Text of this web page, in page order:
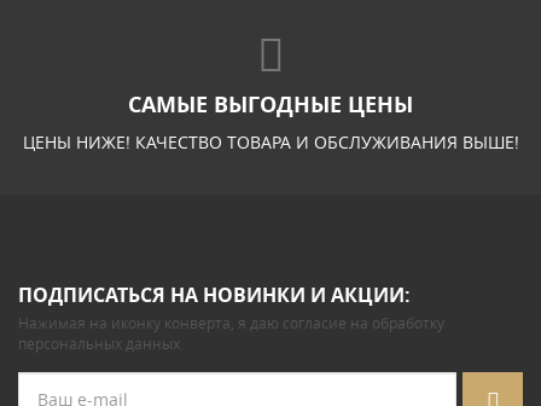
САМЫЕ ВЫГОДНЫЕ ЦЕНЫ
ЦЕНЫ НИЖЕ! КАЧЕСТВО ТОВАРА И ОБСЛУЖИВАНИЯ ВЫШЕ!
ПОДПИСАТЬСЯ НА НОВИНКИ И АКЦИИ:
Нажимая на иконку конверта, я даю согласие на обработку
персональных данных.